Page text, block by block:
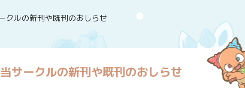
クルの新刊や既刊のおしらせ
サークルの新刊や既刊のおしらせ